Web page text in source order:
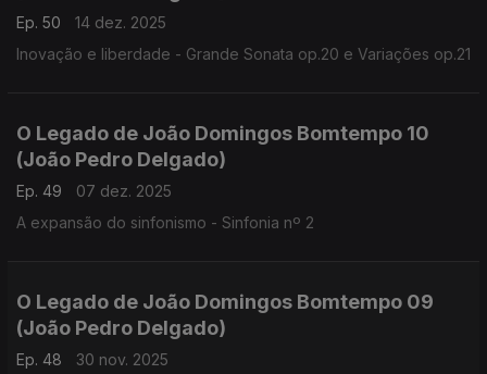
Ep. 50
14 dez. 2025
Inovação e liberdade - Grande Sonata op.20 e Variações op.21
O Legado de João Domingos Bomtempo 10
(João Pedro Delgado)
Ep. 49
07 dez. 2025
A expansão do sinfonismo - Sinfonia nº 2
O Legado de João Domingos Bomtempo 09
(João Pedro Delgado)
Ep. 48
30 nov. 2025